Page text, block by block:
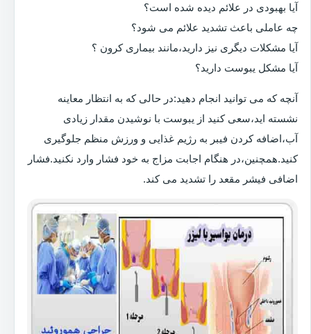
آیا بهبودی در علائم دیده شده است؟
چه عاملی باعث تشدید علائم می شود؟
آیا مشکلات دیگری نیز دارید،مانند بیماری کرون ؟
آیا مشکل یبوست دارید؟
آنچه که می توانید انجام دهید:در حالی که به انتظار معاینه
نشسته اید،سعی کنید از یبوست با نوشیدن مقدار زیادی
آب،اضافه کردن فیبر به رژیم غذایی و ورزش منظم جلوگیری
کنید.همچنین،در هنگام اجابت مزاج به خود فشار وارد نکنید.فشار
اضافی فیشر مقعد را تشدید می کند.